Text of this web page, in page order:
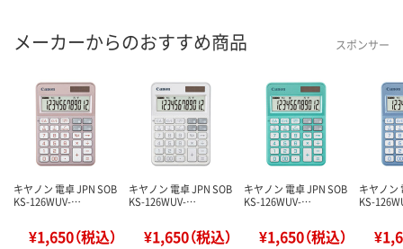
メーカーからのおすすめ商品 スポンサー
キヤノン 電卓 JPN SOB
KS-126WUV-…
¥1,650（税込）
キヤノン 電卓 JPN SOB
KS-126WUV-…
¥1,650（税込）
キヤノン 電卓 JPN SOB
KS-126WUV-…
¥1,650（税込）
キヤノン
KS-